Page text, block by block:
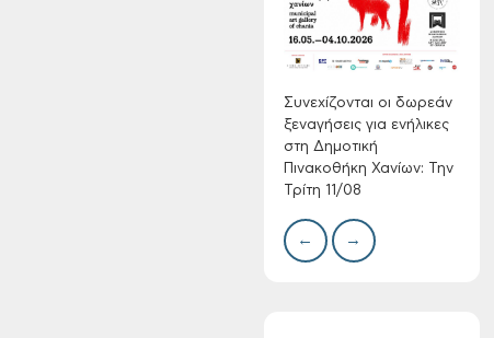
Δημοτική
Πινακοθήκη Χανίων:
Την Τρίτη 11/08
Συνεχίζονται οι δωρεάν
ξεναγήσεις για ενήλικες
στη Δημοτική
Πινακοθήκη Χανίων: Την
Τρίτη 11/08
← →